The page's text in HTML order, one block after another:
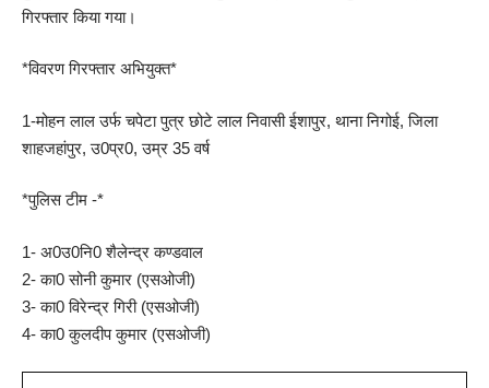
गिरफ्तार किया गया।
*विवरण गिरफ्तार अभियुक्त*
1-मोहन लाल उर्फ चपेटा पुत्र छोटे लाल निवासी ईशापुर, थाना निगोई, जिला
शाहजहांपुर, उ0प्र0, उम्र 35 वर्ष
*पुलिस टीम -*
1- अ0उ0नि0 शैलेन्द्र कण्डवाल
2- का0 सोनी कुमार (एसओजी)
3- का0 विरेन्द्र गिरी (एसओजी)
4- का0 कुलदीप कुमार (एसओजी)